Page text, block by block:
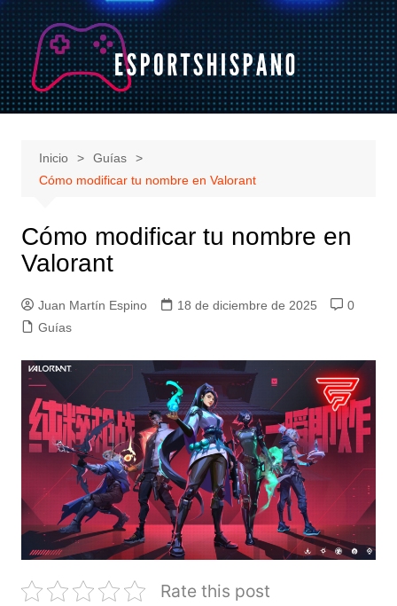
Saltar
al
contenido
Inicio
Guías
Cómo modificar tu nombre en Valorant
Cómo modificar tu nombre en
Valorant
Juan Martín Espino 18 de diciembre de 2025
0
Guías
Rate this post